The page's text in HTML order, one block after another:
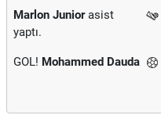
Marlon Juniorasist
yaptı.
GOL! Mohammed Dauda